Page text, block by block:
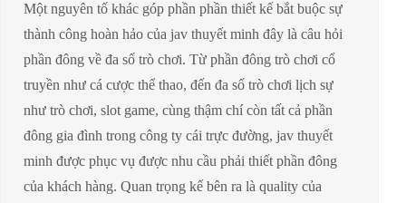
Một nguyên tố khác góp phần phần thiết kế bắt buộc sự
thành công hoàn hảo của jav thuyết minh đây là câu hỏi
phần đông về đa số trò chơi. Từ phần đông trò chơi cổ
truyền như cá cược thể thao, đến đa số trò chơi lịch sự
như trò chơi, slot game, cùng thậm chí còn tất cả phần
đông gia đình trong công ty cái trực đường, jav thuyết
minh được phục vụ được nhu cầu phải thiết phần đông
của khách hàng. Quan trọng kế bên ra là quality của